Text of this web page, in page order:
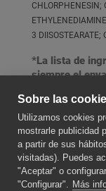
CHLORPHENESIN;
3 DIISOSTEARATE;
*La lista de
siempre el
SOBRE
CONTACTE
Sobre las
Utilizamos cookies
mostrarle publicidad
a partir de sus
visitadas). Puedes
"Aceptar" o
"Configurar". Más